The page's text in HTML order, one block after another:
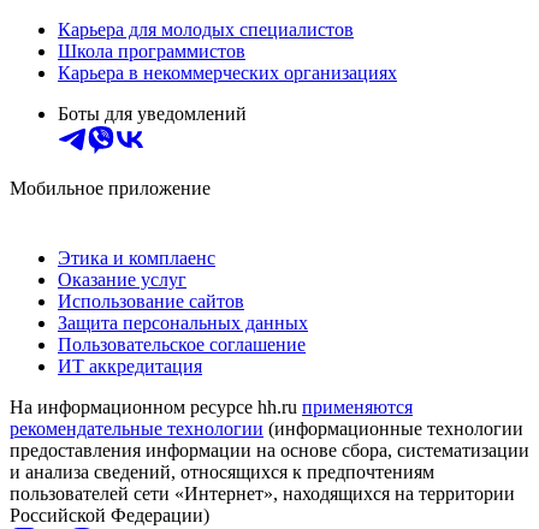
Карьера для молодых специалистов
Школа программистов
Карьера в некоммерческих организациях
Боты для уведомлений
Мобильное приложение
Этика и комплаенс
Оказание услуг
Использование сайтов
Защита персональных данных
Пользовательское соглашение
ИТ аккредитация
На информационном ресурсе hh.ru применяются
рекомендательные технологии (информационные технологии
предоставления информации на основе сбора, систематизации
и анализа сведений, относящихся к предпочтениям
пользователей сети «Интернет», находящихся на территории
Российской Федерации)